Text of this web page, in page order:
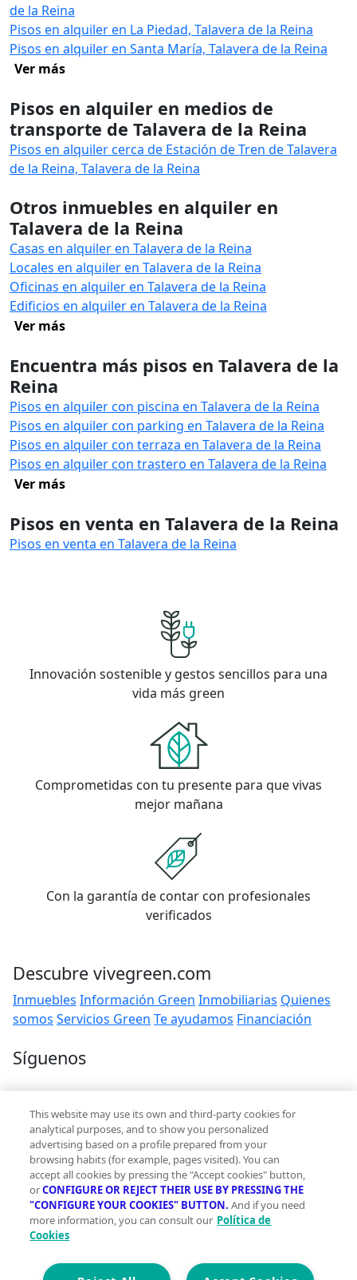
de la Reina
Pisos en alquiler en La Piedad, Talavera de la Reina
Pisos en alquiler en Santa María, Talavera de la Reina
Ver más
Pisos en alquiler en medios de
transporte de Talavera de la Reina
Pisos en alquiler cerca de Estación de Tren de Talavera
de la Reina, Talavera de la Reina
Otros inmuebles en alquiler en
Talavera de la Reina
Casas en alquiler en Talavera de la Reina
Locales en alquiler en Talavera de la Reina
Oficinas en alquiler en Talavera de la Reina
Edificios en alquiler en Talavera de la Reina
Ver más
Encuentra más pisos en Talavera de la
Reina
Pisos en alquiler con piscina en Talavera de la Reina
Pisos en alquiler con parking en Talavera de la Reina
Pisos en alquiler con terraza en Talavera de la Reina
Pisos en alquiler con trastero en Talavera de la Reina
Ver más
Pisos en venta en Talavera de la Reina
Pisos en venta en Talavera de la Reina
Innovación sostenible y gestos sencillos para una
vida más green
Comprometidas con tu presente para que vivas
mejor mañana
Con la garantía de contar con profesionales
verificados
Descubre vivegreen.com
Inmuebles Información Green Inmobiliarias Quienes
somos Servicios Green Te ayudamos Financiación
Síguenos
Contacto
hola@vivegreen.com
Aviso Legal
Condiciones de uso
Politica de privacidad
This website may use its own and third-party cookies for
analytical purposes, and to show you personalized
advertising based on a profile prepared from your
browsing habits (for example, pages visited). You can
accept all cookies by pressing the "Accept cookies" button,
orCONFIGURE OR REJECT THEIR USE BY PRESSING THE
"CONFIGURE YOUR COOKIES" BUTTON. And if you need
more information, you can consult our Política de
Cookies